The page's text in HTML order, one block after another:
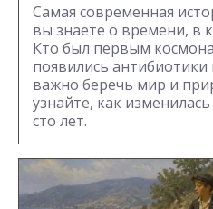
Самая современная
вы знаете о времени, в
Кто был первым
появились
важно беречь мир и
узнайте, как
сто лет.